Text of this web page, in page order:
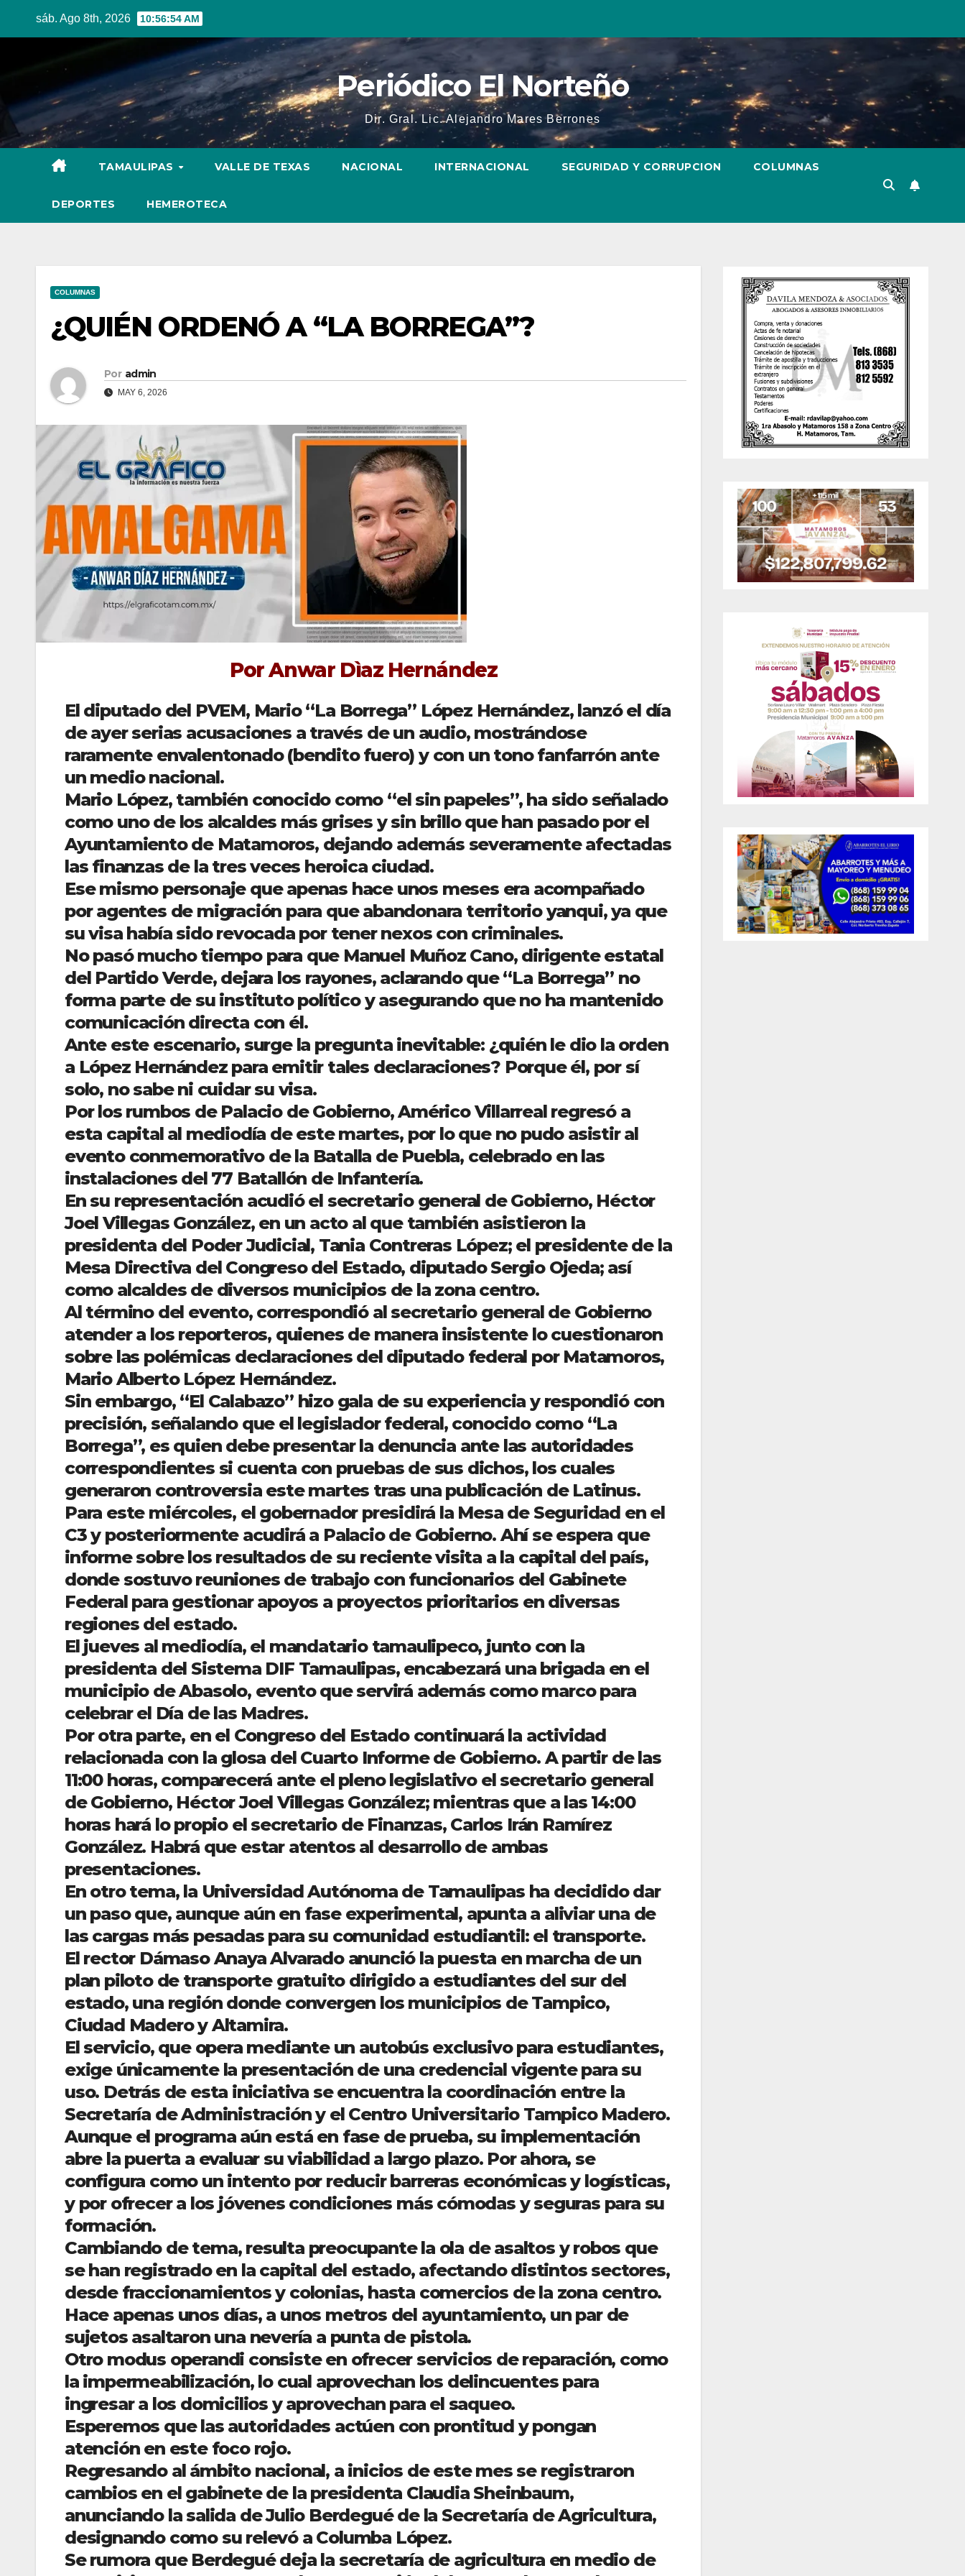
sáb. Ago 8th, 2026 10:56:55 AM
Periódico El Norteño
Dir. Gral. Lic. Alejandro Mares Berrones
TAMAULIPAS VALLE DE TEXAS NACIONAL INTERNACIONAL SEGURIDAD Y CORRUPCION COLUMNAS
DEPORTES HEMEROTECA
COLUMNAS
¿QUIÉN ORDENÓ A “LA BORREGA”?
Por admin
MAY 6, 2026
Por Anwar Dìaz Hernández
El diputado del PVEM, Mario “La Borrega” López Hernández, lanzó el día
de ayer serias acusaciones a través de un audio, mostrándose
raramente envalentonado (bendito fuero) y con un tono fanfarrón ante
un medio nacional.
Mario López, también conocido como “el sin papeles”, ha sido señalado
como uno de los alcaldes más grises y sin brillo que han pasado por el
Ayuntamiento de Matamoros, dejando además severamente afectadas
las finanzas de la tres veces heroica ciudad.
Ese mismo personaje que apenas hace unos meses era acompañado
por agentes de migración para que abandonara territorio yanqui, ya que
su visa había sido revocada por tener nexos con criminales.
No pasó mucho tiempo para que Manuel Muñoz Cano, dirigente estatal
del Partido Verde, dejara los rayones, aclarando que “La Borrega” no
forma parte de su instituto político y asegurando que no ha mantenido
comunicación directa con él.
Ante este escenario, surge la pregunta inevitable: ¿quién le dio la orden
a López Hernández para emitir tales declaraciones? Porque él, por sí
solo, no sabe ni cuidar su visa.
Por los rumbos de Palacio de Gobierno, Américo Villarreal regresó a
esta capital al mediodía de este martes, por lo que no pudo asistir al
evento conmemorativo de la Batalla de Puebla, celebrado en las
instalaciones del 77 Batallón de Infantería.
En su representación acudió el secretario general de Gobierno, Héctor
Joel Villegas González, en un acto al que también asistieron la
presidenta del Poder Judicial, Tania Contreras López; el presidente de la
Mesa Directiva del Congreso del Estado, diputado Sergio Ojeda; así
como alcaldes de diversos municipios de la zona centro.
Al término del evento, correspondió al secretario general de Gobierno
atender a los reporteros, quienes de manera insistente lo cuestionaron
sobre las polémicas declaraciones del diputado federal por Matamoros,
Mario Alberto López Hernández.
Sin embargo, “El Calabazo” hizo gala de su experiencia y respondió con
precisión, señalando que el legislador federal, conocido como “La
Borrega”, es quien debe presentar la denuncia ante las autoridades
correspondientes si cuenta con pruebas de sus dichos, los cuales
generaron controversia este martes tras una publicación de Latinus.
Para este miércoles, el gobernador presidirá la Mesa de Seguridad en el
C3 y posteriormente acudirá a Palacio de Gobierno. Ahí se espera que
informe sobre los resultados de su reciente visita a la capital del país,
donde sostuvo reuniones de trabajo con funcionarios del Gabinete
Federal para gestionar apoyos a proyectos prioritarios en diversas
regiones del estado.
El jueves al mediodía, el mandatario tamaulipeco, junto con la
presidenta del Sistema DIF Tamaulipas, encabezará una brigada en el
municipio de Abasolo, evento que servirá además como marco para
celebrar el Día de las Madres.
Por otra parte, en el Congreso del Estado continuará la actividad
relacionada con la glosa del Cuarto Informe de Gobierno. A partir de las
11:00 horas, comparecerá ante el pleno legislativo el secretario general
de Gobierno, Héctor Joel Villegas González; mientras que a las 14:00
horas hará lo propio el secretario de Finanzas, Carlos Irán Ramírez
González. Habrá que estar atentos al desarrollo de ambas
presentaciones.
En otro tema, la Universidad Autónoma de Tamaulipas ha decidido dar
un paso que, aunque aún en fase experimental, apunta a aliviar una de
las cargas más pesadas para su comunidad estudiantil: el transporte.
El rector Dámaso Anaya Alvarado anunció la puesta en marcha de un
plan piloto de transporte gratuito dirigido a estudiantes del sur del
estado, una región donde convergen los municipios de Tampico,
Ciudad Madero y Altamira.
El servicio, que opera mediante un autobús exclusivo para estudiantes,
exige únicamente la presentación de una credencial vigente para su
uso. Detrás de esta iniciativa se encuentra la coordinación entre la
Secretaría de Administración y el Centro Universitario Tampico Madero.
Aunque el programa aún está en fase de prueba, su implementación
abre la puerta a evaluar su viabilidad a largo plazo. Por ahora, se
configura como un intento por reducir barreras económicas y logísticas,
y por ofrecer a los jóvenes condiciones más cómodas y seguras para su
formación.
Cambiando de tema, resulta preocupante la ola de asaltos y robos que
se han registrado en la capital del estado, afectando distintos sectores,
desde fraccionamientos y colonias, hasta comercios de la zona centro.
Hace apenas unos días, a unos metros del ayuntamiento, un par de
sujetos asaltaron una nevería a punta de pistola.
Otro modus operandi consiste en ofrecer servicios de reparación, como
la impermeabilización, lo cual aprovechan los delincuentes para
ingresar a los domicilios y aprovechan para el saqueo.
Esperemos que las autoridades actúen con prontitud y pongan
atención en este foco rojo.
Regresando al ámbito nacional, a inicios de este mes se registraron
cambios en el gabinete de la presidenta Claudia Sheinbaum,
anunciando la salida de Julio Berdegué de la Secretaría de Agricultura,
designando como su relevó a Columba López.
Se rumora que Berdegué deja la secretaría de agricultura en medio de